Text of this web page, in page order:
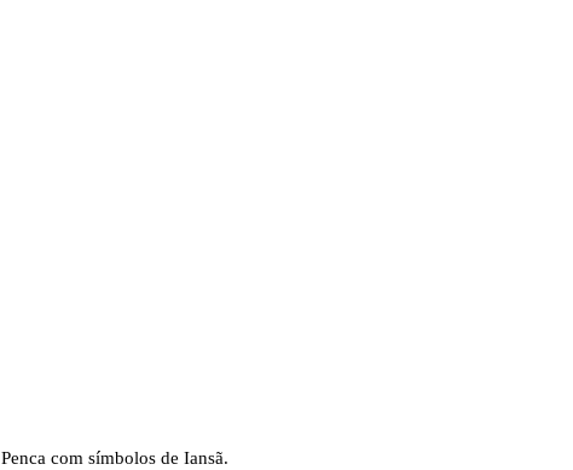
Penca com símbolos de Iansã.